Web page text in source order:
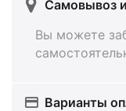
Самовывоз
Вы можете
Варианты